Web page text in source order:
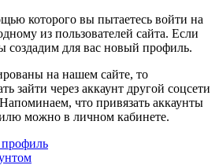
которого вы пытаетесь войти на
создадим для вас новый профиль.
на нашем сайте, то
через аккаунт другой соцсети
что привязать аккаунты
ваших соцсетей к профилю можно в личном кабинете.